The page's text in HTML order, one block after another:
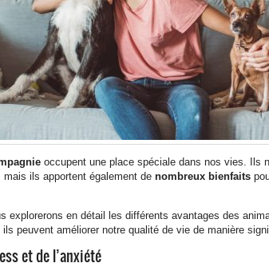
occupent une place spéciale dans nos vies. Ils
ils apportent également de nombreux bienfaits
explorerons en détail les différents avantages des
peuvent améliorer notre qualité de vie de manière
et de l’anxiété